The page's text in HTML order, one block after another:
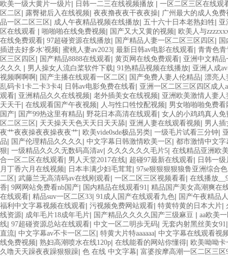
欧美一级大黄片一级片| 日韩一二三在线视频播放 | 一区二区三区在线观
区二区 | 露臀裙后入在线视频| 夜夜撸夜夜干夜夜操| 广州最大的成人免费
品一区二区三区 | 成人午夜精品视频在线播放| 五十六十日本老熟妇牲| 亚
区在线观看 | 啪啪啪在线免费视频| 国产又大又黄的视频| 欧美人与
在线免费观看| 97超碰资源在线播放| 国产精品人妻一区二区三区四区 |
插进去好多水'视频| 蜜桃人妻av2023| 最新日韩av电影在线观看| 青青色
区三区四区 | 国产精品8888在线观看| 黄页网在线免费观看| 亚洲中文精品
久久久 | 男人操女人流白桨软件下载| 91热精品视频在线播放| 亚洲人成
视频啊啊啊 | 国产主播在线观看一区二区 | 国产免费人妻人伦精品| 漂亮人
乱码卡1卡二卡3卡4| 日韩av电影免费在线看| 亚洲一区二区三区四区成人
观看| 亚洲精品久久在线视频| 老外插美女在线视频| 亚洲欧美激情人妻人
天天干| 在线观看国产午夜视频| 人与性口牲恔配视频| 男女啪啪啪免费看
国产| 国产99热这里有精品| 野花日本高清在线观看| 女人的小鸡鸡真人免
区二区三区 | 天天操天天色天天日天天舔| 亚洲人妻在线观看视频| 男人插
夜艹夜夜操夜夜操夜夜艹| 欧美vide0sde极品另类| 一级毛片试看三分钟|
品| 国产伦理精品久久久久 | 中文字幕日韩激情欧美一区 | 都市激情中文字
狠| 一级精品久久久无数码高清av| 久久久久久久毛片5| 在线精品亚洲欧
合一区二区在线观看| 男人天堂2017在线| 超碰97最新在线观看| 日韩一级
月丁香六月在线视频| 日本丰满少妇毛茸茸| 97se狠狠狠狠狼鲁亚洲综合色
二区 | 武藤兰无高清码av在线刚观看| 一区二区三区视频看看| 在线播放
香| 9网网站免费看nb国产| 国内精品在线观看91| 精品国产美女高潮爽在
在线观看| 精品suv一区二区33| 91成人国产在线观看九色| 国产午夜精品
福利中文字幕视频在线观看| 污视频免费网站观看| 特黄特黄的日本大片|
线资源| 成年毛片18成年毛片| 国产精品久久久久国产三级麻豆 | aa欧美
线| 97超碰资源总站在线观看| 中文一区二明歩无码| 无套内射黑丝美女91
直流| 中文字幕av不卡一区二区 | 特黄大片特aaaaaa| 中文字幕在线观看视
线免费视频| 熟妇高潮喷水在线120p| 在线能看的网站你懂得| 欧美呦呦
久噜天天躁夜夜躁狠狠躁| 色 在线 中文字幕| 富婆按摩高潮一区二区三区